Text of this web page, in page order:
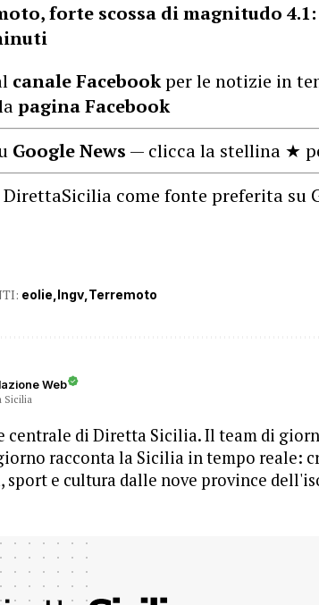
forte scossa di magnitudo
canale Facebookper le notizie in
pagina Facebook
Google News — clicca la stellina ★
come fonte preferita su
eolie Ingv Terremoto
Web
Sicilia
centrale di Diretta Sicilia. Il team di
racconta la Sicilia in tempo reale:
sport e cultura dalle nove province